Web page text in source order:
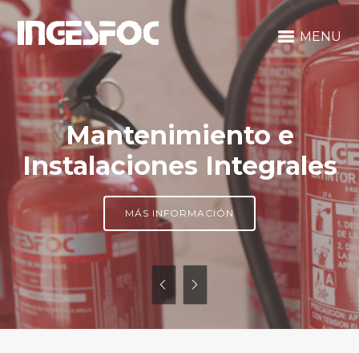
MENU
Mantenimiento e
Instalaciones Integrales
MÁS INFORMACIÓN